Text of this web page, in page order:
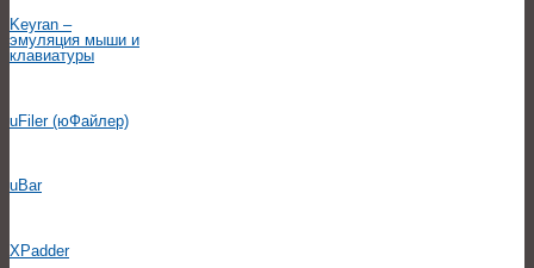
Keyran –
эмуляция мыши и
клавиатуры
uFiler (юФайлер)
uBar
XPadder